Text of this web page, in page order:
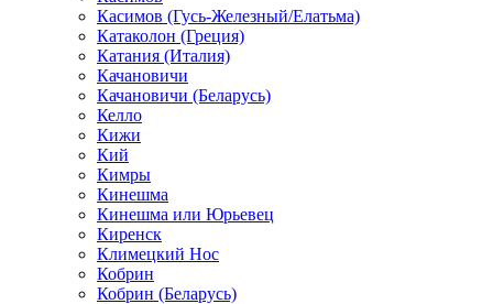
Касимов (Гусь-Железный/Елатьма)
Катаколон (Греция)
Катания (Италия)
Качановичи
Качановичи (Беларусь)
Келло
Кижи
Кий
Кимры
Кинешма
Кинешма или Юрьевец
Киренск
Климецкий Нос
Кобрин
Кобрин (Беларусь)